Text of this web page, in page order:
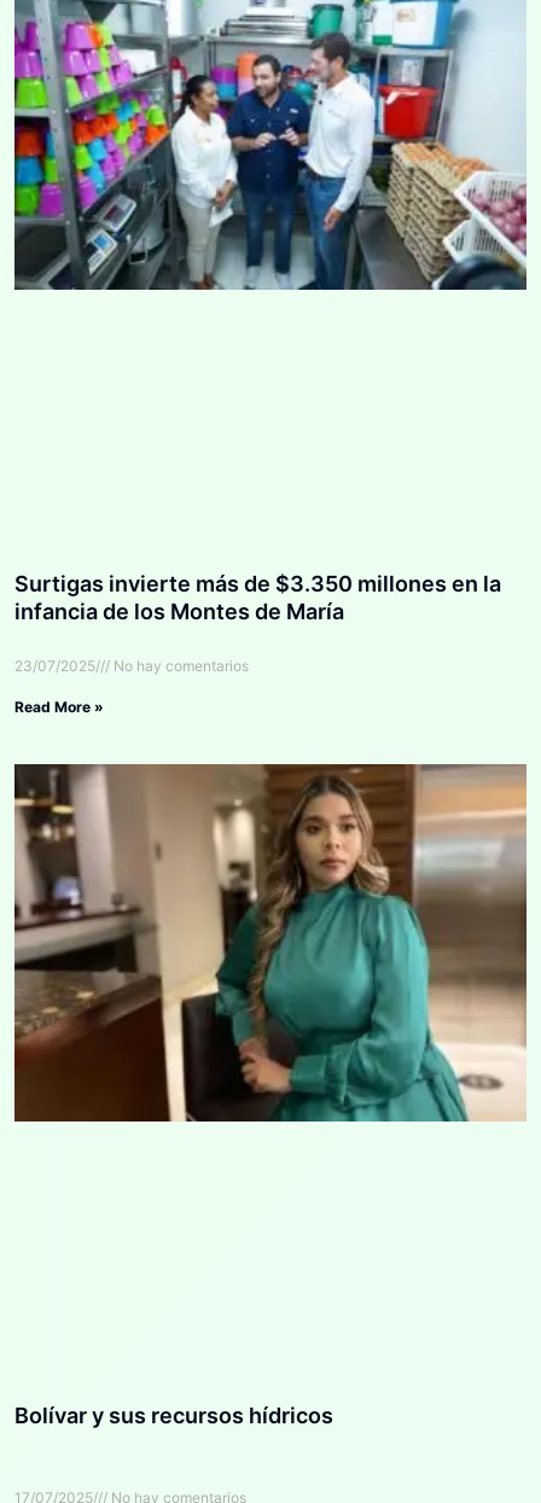
Surtigas invierte más de $3.350 millones en la
infancia de los Montes de María
23/07/2025 No hay comentarios
Read More »
Bolívar y sus recursos hídricos
17/07/2025 No hay comentarios